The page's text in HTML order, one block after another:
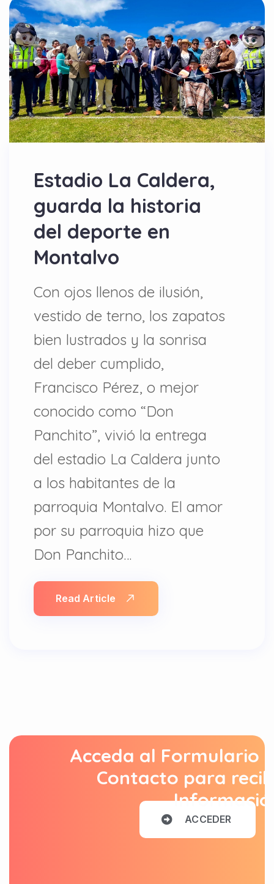
Estadio La Caldera,
guarda la historia
del deporte en
Montalvo
Con ojos llenos de ilusión,
vestido de terno, los zapatos
bien lustrados y la sonrisa
del deber cumplido,
Francisco Pérez, o mejor
conocido como “Don
Panchito”, vivió la entrega
del estadio La Caldera junto
a los habitantes de la
parroquia Montalvo. El amor
por su parroquia hizo que
Don Panchito…
Read Article
Acceda al Formulario
Contacto para
ACCEDER